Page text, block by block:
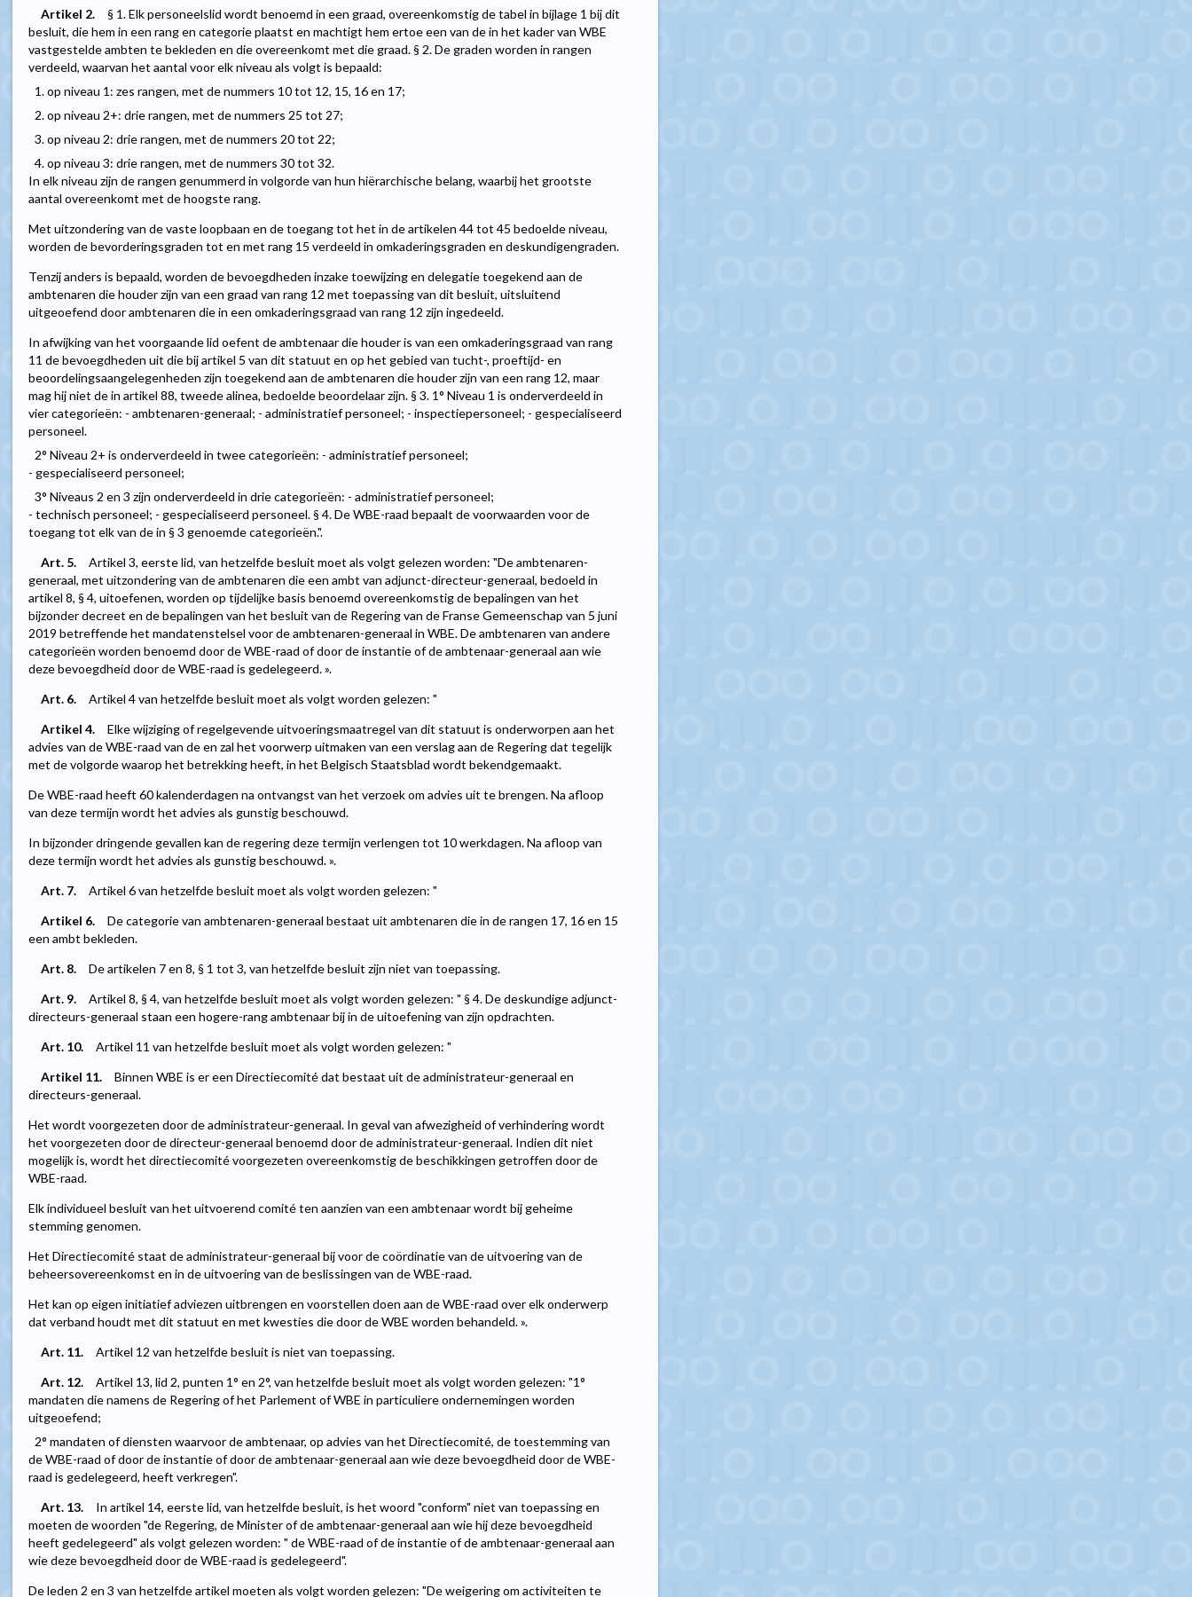
Artikel 2.
§ 1. Elk personeelslid wordt benoemd in een graad, overeenkomstig de tabel in bijlage 1 bij dit
besluit, die hem in een rang en categorie plaatst en machtigt hem ertoe een van de in het kader van WBE
vastgestelde ambten te bekleden en die overeenkomt met die graad. § 2. De graden worden in rangen
verdeeld, waarvan het aantal voor elk niveau als volgt is bepaald:
1. op niveau 1: zes rangen, met de nummers 10 tot 12, 15, 16 en 17;
2. op niveau 2+: drie rangen, met de nummers 25 tot 27;
3. op niveau 2: drie rangen, met de nummers 20 tot 22;
4. op niveau 3: drie rangen, met de nummers 30 tot 32.
In elk niveau zijn de rangen genummerd in volgorde van hun hiërarchische belang, waarbij het grootste
aantal overeenkomt met de hoogste rang.
Met uitzondering van de vaste loopbaan en de toegang tot het in de artikelen 44 tot 45 bedoelde niveau,
worden de bevorderingsgraden tot en met rang 15 verdeeld in omkaderingsgraden en deskundigengraden.
Tenzij anders is bepaald, worden de bevoegdheden inzake toewijzing en delegatie toegekend aan de
ambtenaren die houder zijn van een graad van rang 12 met toepassing van dit besluit, uitsluitend
uitgeoefend door ambtenaren die in een omkaderingsgraad van rang 12 zijn ingedeeld.
In afwijking van het voorgaande lid oefent de ambtenaar die houder is van een omkaderingsgraad van rang
11 de bevoegdheden uit die bij artikel 5 van dit statuut en op het gebied van tucht-, proeftijd- en
beoordelingsaangelegenheden zijn toegekend aan de ambtenaren die houder zijn van een rang 12, maar
mag hij niet de in artikel 88, tweede alinea, bedoelde beoordelaar zijn. § 3. 1° Niveau 1 is onderverdeeld in
vier categorieën: - ambtenaren-generaal; - administratief personeel; - inspectiepersoneel; - gespecialiseerd
personeel.
2° Niveau 2+ is onderverdeeld in twee categorieën: - administratief personeel;
- gespecialiseerd personeel;
3° Niveaus 2 en 3 zijn onderverdeeld in drie categorieën: - administratief personeel;
- technisch personeel; - gespecialiseerd personeel. § 4. De WBE-raad bepaalt de voorwaarden voor de
toegang tot elk van de in § 3 genoemde categorieën.".
Art. 5.
Artikel 3, eerste lid, van hetzelfde besluit moet als volgt gelezen worden: "De ambtenaren-
generaal, met uitzondering van de ambtenaren die een ambt van adjunct-directeur-generaal, bedoeld in
artikel 8, § 4, uitoefenen, worden op tijdelijke basis benoemd overeenkomstig de bepalingen van het
bijzonder decreet en de bepalingen van het besluit van de Regering van de Franse Gemeenschap van 5 juni
2019 betreffende het mandatenstelsel voor de ambtenaren-generaal in WBE. De ambtenaren van andere
categorieën worden benoemd door de WBE-raad of door de instantie of de ambtenaar-generaal aan wie
deze bevoegdheid door de WBE-raad is gedelegeerd. ».
Art. 6.
Artikel 4 van hetzelfde besluit moet als volgt worden gelezen: "
Artikel 4.
Elke wijziging of regelgevende uitvoeringsmaatregel van dit statuut is onderworpen aan het
advies van de WBE-raad van de en zal het voorwerp uitmaken van een verslag aan de Regering dat tegelijk
met de volgorde waarop het betrekking heeft, in het Belgisch Staatsblad wordt bekendgemaakt.
De WBE-raad heeft 60 kalenderdagen na ontvangst van het verzoek om advies uit te brengen. Na afloop
van deze termijn wordt het advies als gunstig beschouwd.
In bijzonder dringende gevallen kan de regering deze termijn verlengen tot 10 werkdagen. Na afloop van
deze termijn wordt het advies als gunstig beschouwd. ».
Art. 7.
Artikel 6 van hetzelfde besluit moet als volgt worden gelezen: "
Artikel 6.
De categorie van ambtenaren-generaal bestaat uit ambtenaren die in de rangen 17, 16 en 15
een ambt bekleden.
Art. 8.
De artikelen 7 en 8, § 1 tot 3, van hetzelfde besluit zijn niet van toepassing.
Art. 9.
Artikel 8, § 4, van hetzelfde besluit moet als volgt worden gelezen: " § 4. De deskundige adjunct-
directeurs-generaal staan een hogere-rang ambtenaar bij in de uitoefening van zijn opdrachten.
Art. 10.
Artikel 11 van hetzelfde besluit moet als volgt worden gelezen: "
Artikel 11.
Binnen WBE is er een Directiecomité dat bestaat uit de administrateur-generaal en
directeurs-generaal.
Het wordt voorgezeten door de administrateur-generaal. In geval van afwezigheid of verhindering wordt
het voorgezeten door de directeur-generaal benoemd door de administrateur-generaal. Indien dit niet
mogelijk is, wordt het directiecomité voorgezeten overeenkomstig de beschikkingen getroffen door de
WBE-raad.
Elk individueel besluit van het uitvoerend comité ten aanzien van een ambtenaar wordt bij geheime
stemming genomen.
Het Directiecomité staat de administrateur-generaal bij voor de coördinatie van de uitvoering van de
beheersovereenkomst en in de uitvoering van de beslissingen van de WBE-raad.
Het kan op eigen initiatief adviezen uitbrengen en voorstellen doen aan de WBE-raad over elk onderwerp
dat verband houdt met dit statuut en met kwesties die door de WBE worden behandeld. ».
Art. 11.
Artikel 12 van hetzelfde besluit is niet van toepassing.
Art. 12.
Artikel 13, lid 2, punten 1° en 2°, van hetzelfde besluit moet als volgt worden gelezen: "1°
mandaten die namens de Regering of het Parlement of WBE in particuliere ondernemingen worden
uitgeoefend;
2° mandaten of diensten waarvoor de ambtenaar, op advies van het Directiecomité, de toestemming van
de WBE-raad of door de instantie of door de ambtenaar-generaal aan wie deze bevoegdheid door de WBE-
raad is gedelegeerd, heeft verkregen".
Art. 13.
In artikel 14, eerste lid, van hetzelfde besluit, is het woord "conform" niet van toepassing en
moeten de woorden "de Regering, de Minister of de ambtenaar-generaal aan wie hij deze bevoegdheid
heeft gedelegeerd" als volgt gelezen worden: " de WBE-raad of de instantie of de ambtenaar-generaal aan
wie deze bevoegdheid door de WBE-raad is gedelegeerd".
De leden 2 en 3 van hetzelfde artikel moeten als volgt worden gelezen: "De weigering om activiteiten te